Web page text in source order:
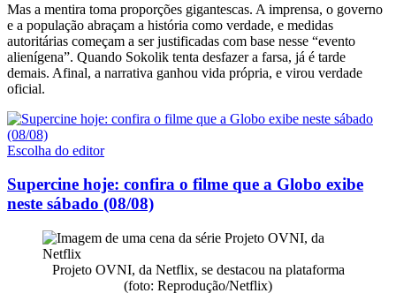
Mas a mentira toma proporções gigantescas. A imprensa, o governo
e a população abraçam a história como verdade, e medidas
autoritárias começam a ser justificadas com base nesse “evento
alienígena”. Quando Sokolik tenta desfazer a farsa, já é tarde
demais. Afinal, a narrativa ganhou vida própria, e virou verdade
oficial.
Escolha do editor
Supercine hoje: confira o filme que a Globo exibe
neste sábado (08/08)
Projeto OVNI, da Netflix, se destacou na plataforma
(foto: Reprodução/Netflix)